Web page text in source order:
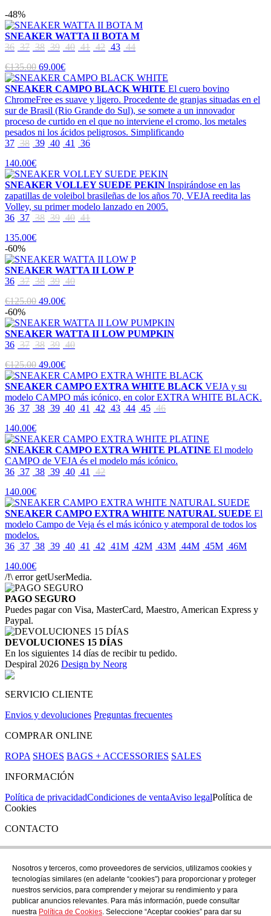
-48%
SNEAKER WATTA II BOTA M
36 37 38 39 40 41 42 43 44
€135.00 69.00€
SNEAKER CAMPO BLACK WHITE El cuero bovino
ChromeFree es suave y ligero. Procedente de granjas situadas en el
sur de Brasil (Rio Grande do Sul), se somete a un innovador
proceso de curtido en el que no interviene el cromo, los metales
pesados ni los ácidos peligrosos. Simplificando
37 38 39 40 41
36
140.00€
SNEAKER VOLLEY SUEDE PEKIN Inspirándose en las
zapatillas de voleibol brasileñas de los años 70, VEJA reedita las
Volley, su primer modelo lanzado en 2005.
36 37 38 39 40 41
135.00€
-60%
SNEAKER WATTA II LOW P
36 37 38 39 40
€125.00 49.00€
-60%
SNEAKER WATTA II LOW PUMPKIN
36 37 38 39 40
€125.00 49.00€
SNEAKER CAMPO EXTRA WHITE BLACK VEJA y su
modelo CAMPO más icónico, en color EXTRA WHITE BLACK.
36 37 38 39 40 41 42 43 44 45 46
140.00€
SNEAKER CAMPO EXTRA WHITE PLATINE El modelo
CAMPO de VEJA és el modelo más icónico.
36 37 38 39 40 41
42
140.00€
SNEAKER CAMPO EXTRA WHITE NATURAL SUEDE El
modelo Campo de Veja és el más icónico y atemporal de todos los
modelos.
36 37 38 39 40 41 42 41M 42M 43M 44M 45M 46M
140.00€
/!\ error getUserMedia.
PAGO SEGURO
Puedes pagar con Visa, MasterCard, Maestro, American Express y
Paypal.
DEVOLUCIONES 15 DÍAS
En los siguientes 14 días de recibir tu pedido.
Despiral 2026 Design by Neorg
SERVICIO CLIENTE
Envios y devoluciones Preguntas frecuentes
COMPRAR ONLINE
ROPA SHOES BAGS + ACCESSORIES SALES
INFORMACIÓN
Política de privacidadCondiciones de ventaAviso legalPolítica de
Cookies
CONTACTO
Si tienes cualquier duda puedes contactar con nosotros en nuestra
TEL: +34 972 21 30 04
EMAIL: despiral@despiral.com
SÍGUENOS EN
Nosotros y terceros, como proveedores de servicios, utilizamos cookies y
tecnologías similares (en adelante “cookies”) para proporcionar y proteger
nuestros servicios, para comprender y mejorar su rendimiento y para
publicar anuncios relevantes. Para más información, puede consultar
nuestra Política de Cookies. Seleccione “Aceptar cookies” para dar su